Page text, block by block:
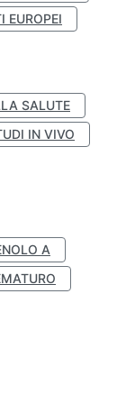
EUROPEI
SALUTE
IN VIVO
A